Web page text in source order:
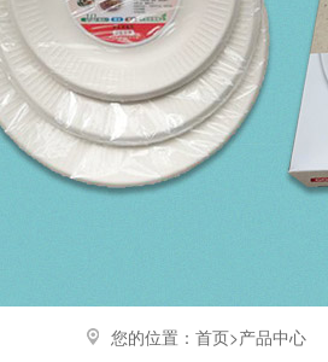
您的位置： 首页>产品中心